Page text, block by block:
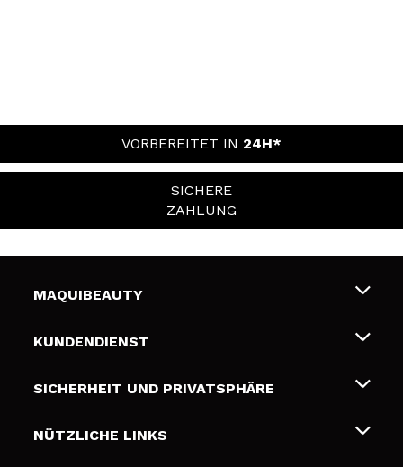
VORBEREITET IN 24H*
SICHERE
ZAHLUNG
MAQUIBEAUTY
Über uns
Geschenkkarten
KUNDENDIENST
Liefer- und Versandkosten
Zahlung
SICHERHEIT UND PRIVATSPHÄRE
Bedingungen und Datenschutz
NÜTZLICHE LINKS